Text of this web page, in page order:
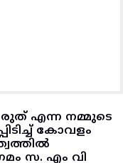
എന്ന നമ്മുടെ
കോവളം
സ. എം വി